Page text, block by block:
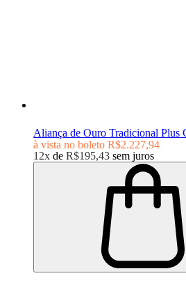
Aliança de Ouro Tradicional Plus
à vista no boleto R$2.227,94
12x de R$195,43 sem juros